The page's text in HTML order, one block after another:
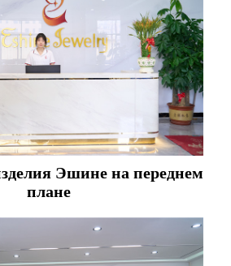
Эшине на переднем
плане